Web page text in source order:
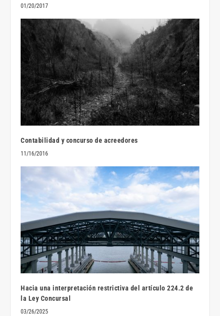
01/20/2017
Contabilidad y concurso de acreedores
11/16/2016
Hacia una interpretación restrictiva del artículo 224.2 de
la Ley Concursal
03/26/2025